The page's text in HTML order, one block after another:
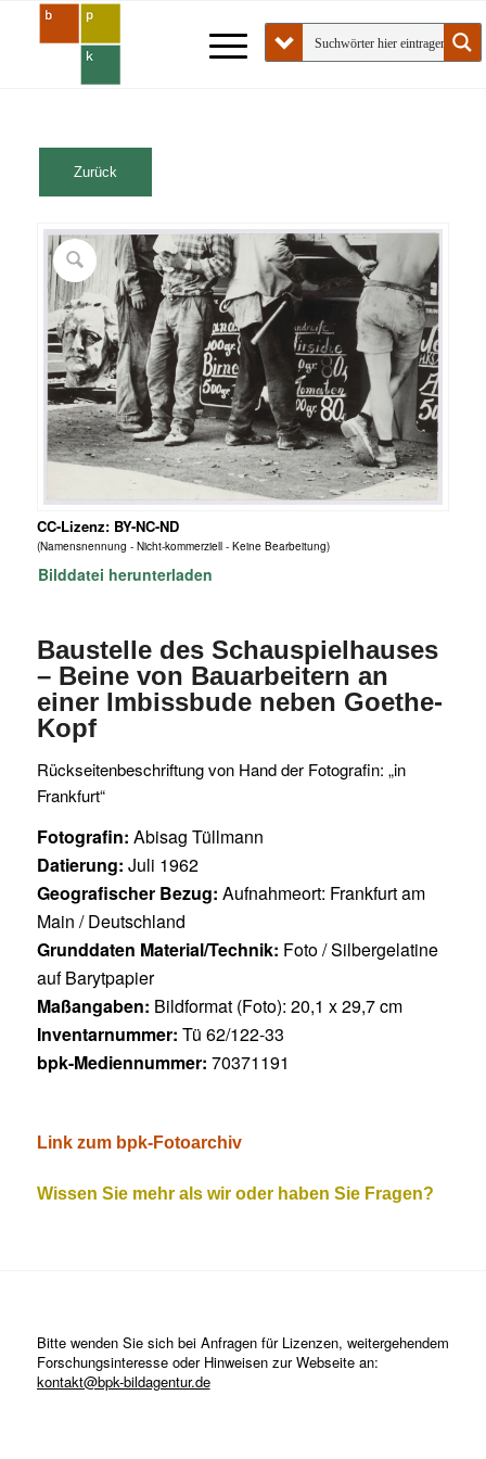
CC-Lizenz: BY-NC-ND
(Namensnennung - Nicht-kommerziell - Keine Bearbeitung)
Bilddatei herunterladen
Baustelle des Schauspielhauses
– Beine von Bauarbeitern an
einer Imbissbude neben Goethe-
Kopf
Rückseitenbeschriftung von Hand der Fotografin: „in
Frankfurt“
Fotografin: Abisag Tüllmann
Datierung: Juli 1962
Geografischer Bezug: Aufnahmeort: Frankfurt am
Main / Deutschland
Grunddaten Material/Technik: Foto / Silbergelatine
auf Barytpapier
Maßangaben: Bildformat (Foto): 20,1 x 29,7 cm
Inventarnummer: Tü 62/122-33
bpk-Mediennummer: 70371191
Link zum bpk-Fotoarchiv
Wissen Sie mehr als wir oder haben Sie Fragen?
Bitte wenden Sie sich bei Anfragen für Lizenzen, weitergehendem
Forschungsinteresse oder Hinweisen zur Webseite an:
kontakt@bpk-bildagentur.de